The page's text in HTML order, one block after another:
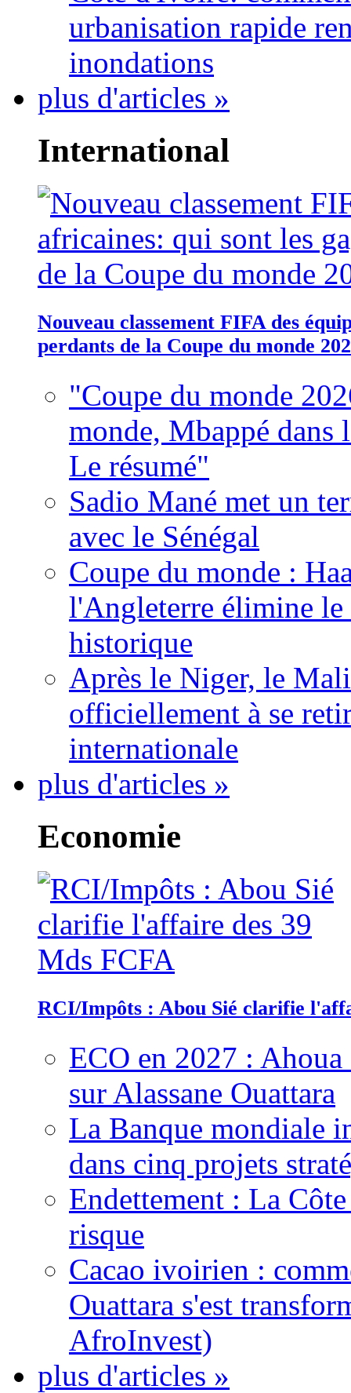
urbanisation rapide
inondations
plus d'articles »
International
Nouveau classement FIFA des
perdants de la Coupe du monde
"Coupe du monde
monde, Mbappé dans
Le résumé"
Sadio Mané met un
avec le Sénégal
Coupe du monde :
l'Angleterre élimine
historique
Après le Niger, le
officiellement à se
internationale
plus d'articles »
Economie
RCI/Impôts : Abou Sié clarifie
ECO en 2027 :
sur Alassane Ouattara
La Banque mondiale
dans cinq projets
Endettement : La
risque
Cacao ivoirien :
Ouattara s'est
AfroInvest)
plus d'articles »